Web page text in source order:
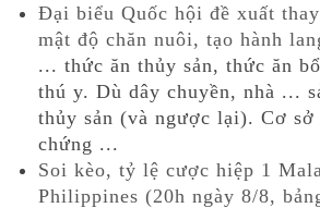
Đại biểu Quốc hội đề xuất
mật độ chăn nuôi, tạo hành
... thức ăn thủy sản, thức ăn
thú y. Dù dây chuyền, nhà ...
thủy sản (và ngược lại). Cơ sở
chứng ...
Soi kèo, tỷ lệ cược hiệp 1
Philippines (20h ngày 8/8,